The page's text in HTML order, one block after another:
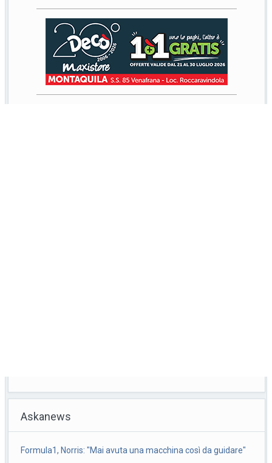
Askanews
Formula1, Norris: "Mai avuta una macchina così da guidare"